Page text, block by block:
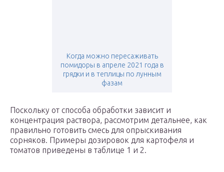
Когда можно пересаживать
помидоры в апреле 2021 года в
грядки и в теплицы по лунным
фазам
Поскольку от способа обработки зависит и
концентрация раствора, рассмотрим детальнее, как
правильно готовить смесь для опрыскивания
сорняков. Примеры дозировок для картофеля и
томатов приведены в таблице 1 и 2.